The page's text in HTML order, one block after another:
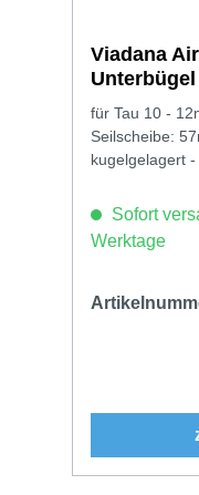
Viadana
für Tau 10 -
Seilscheibe:
kugelgelagert
Sofort
Werktage